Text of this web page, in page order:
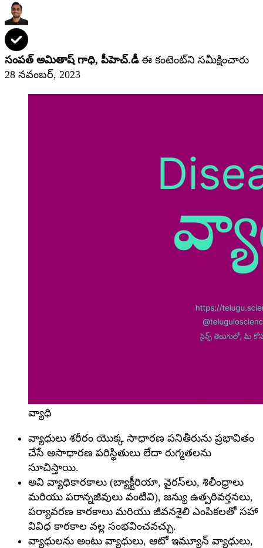
సంపత్ అమితాష్ గాధి, పీహెచ్‌.డీఈ కంటెంట్‌ని సమీక్షించారు
28 నవంబర్, 2023
వ్యాధి
వ్యాధులు శరీరం యొక్క సాధారణ పనితీరును ప్రభావితం
చేసే అసాధారణ పరిస్థితులు లేదా రుగ్మతలను
సూచిస్తాయి.
అవి వ్యాధికారకాలు (బ్యాక్టీరియా, వైరస్‌లు, శిలీంధ్రాలు
మరియు పరాన్నజీవులు వంటివి), జన్యు ఉత్పరివర్తనలు,
పర్యావరణ కారకాలు మరియు జీవనశైలి ఎంపికలతో సహా
వివిధ కారకాల వల్ల సంభవించవచ్చు.
వ్యాధులను అంటు వ్యాధులు, ఆటో ఇమ్యూన్ వ్యాధులు,